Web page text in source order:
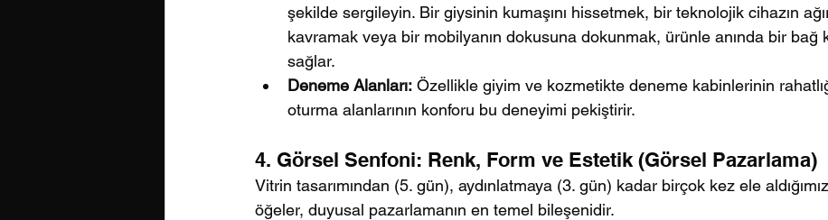
şekilde sergileyin. Bir giysinin kumaşını hissetmek, bir teknolojik cihazın
kavramak veya bir mobilyanın dokusuna dokunmak, ürünle anında bir bağ
sağlar.
Deneme Alanları: Özellikle giyim ve kozmetikte deneme kabinlerinin
oturma alanlarının konforu bu deneyimi pekiştirir.
4. Görsel Senfoni: Renk, Form ve Estetik (Görsel Pazarlama)
Vitrin tasarımından (5. gün), aydınlatmaya (3. gün) kadar birçok kez ele
öğeler, duyusal pazarlamanın en temel bileşenidir.